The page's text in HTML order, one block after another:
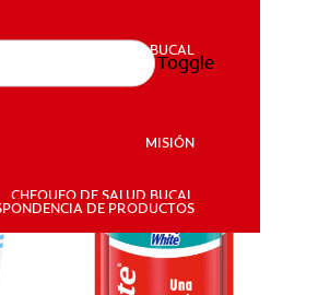
SALUD BUCAL
CHEQUEO DE SALUD BUCAL
SALUD BUCAL
MISIÓN
CHEQUEO DE SALUD BUCAL
DE PRODUCTOS
Toggle